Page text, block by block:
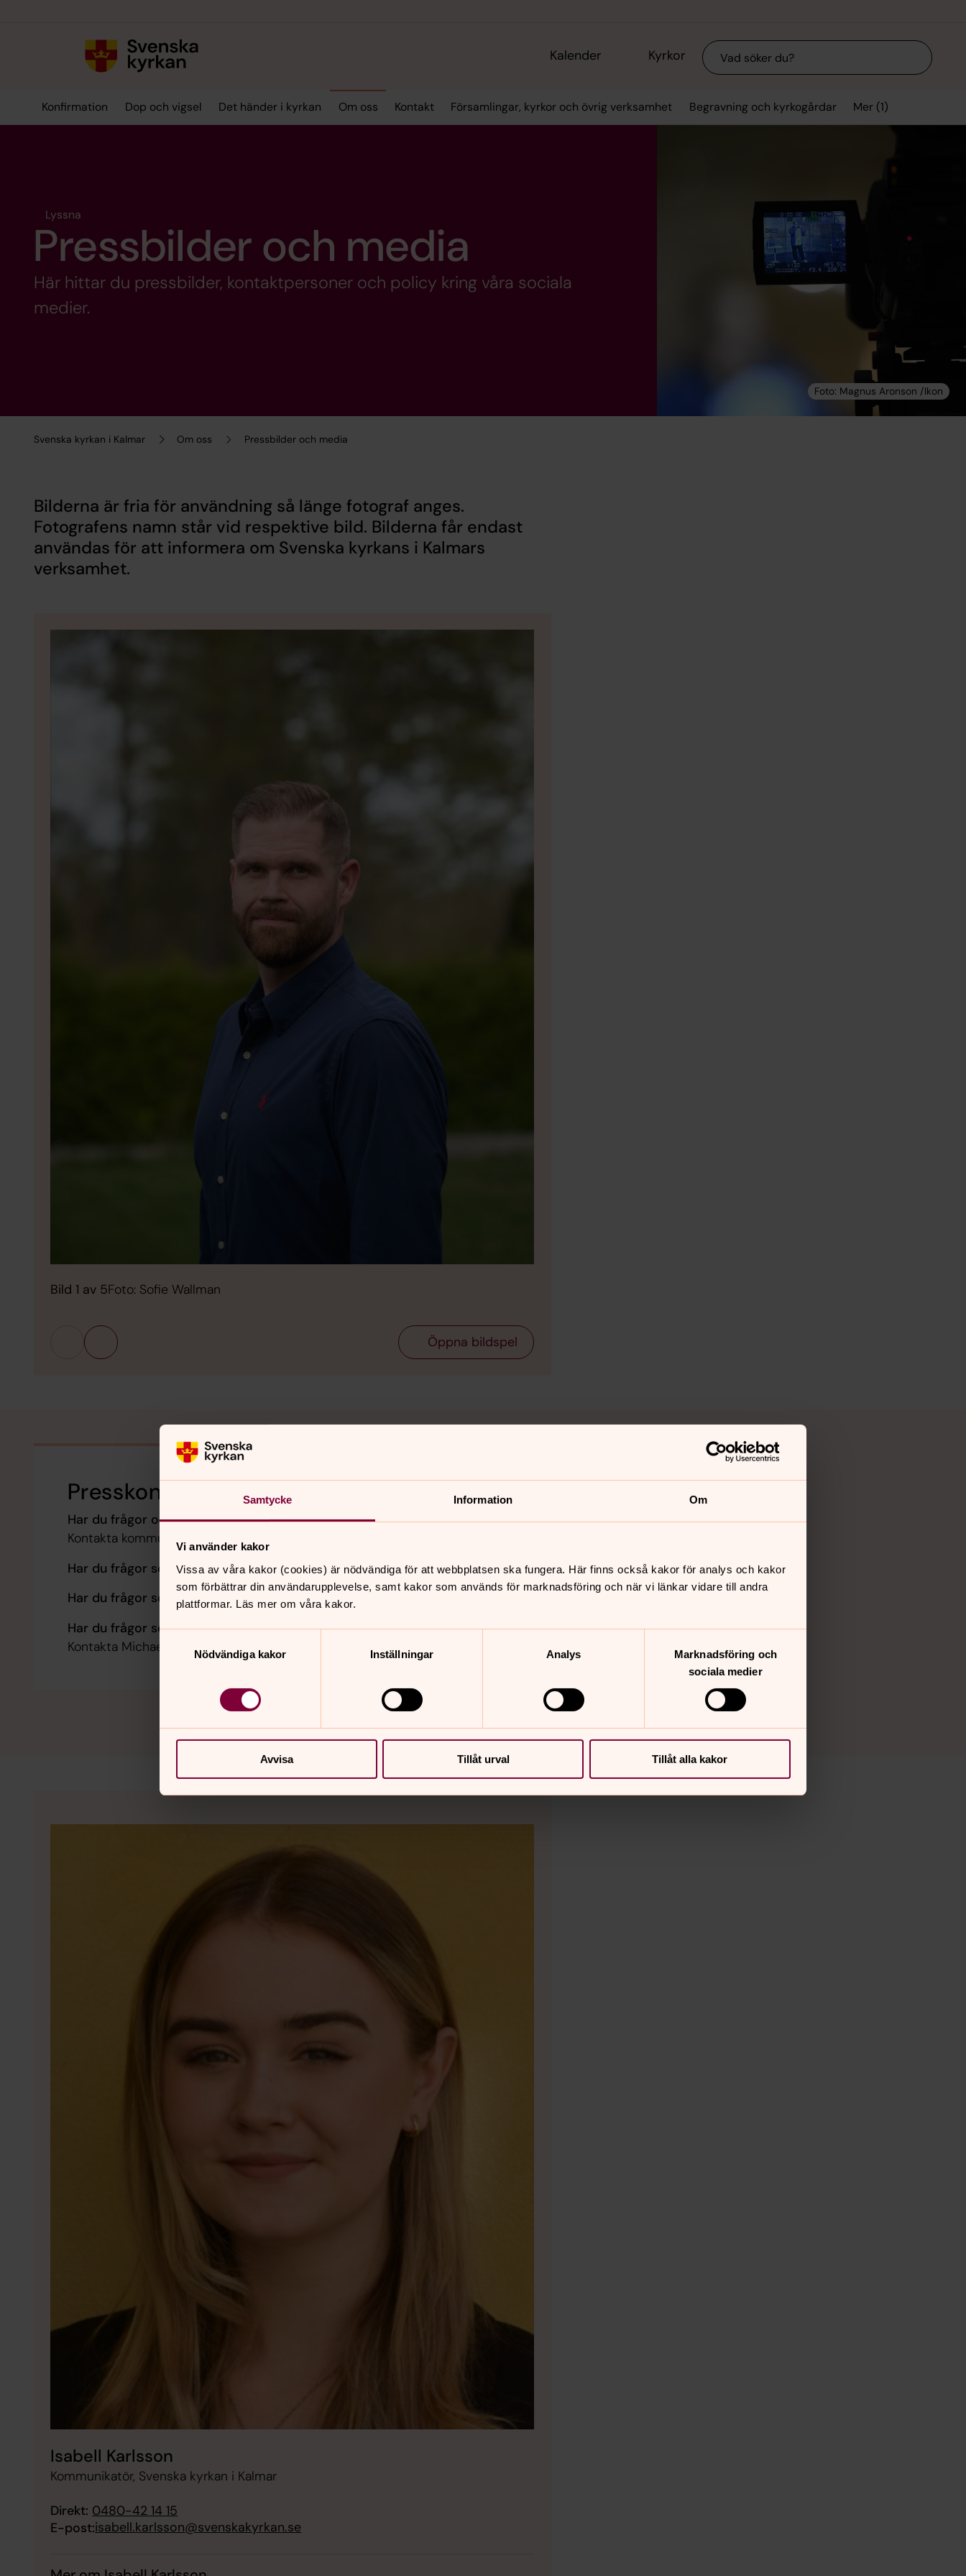
Samtycke Information Om
Vi använder kakor
Vissa av våra kakor (cookies) är nödvändiga för att webbplatsen ska fungera. Här finns också kakor för analys och kakor
som förbättrar din användarupplevelse, samt kakor som används för marknadsföring och när vi länkar vidare till andra
plattformar. Läs mer om våra kakor.
Nödvändiga kakor
Inställningar Analys
Marknadsföring och
sociala medier
Avvisa Tillåt urval Tillåt alla kakor
Kalender Kyrkor Sök
Konfirmation Dop och vigsel Det händer i kyrkan Om oss Kontakt Församlingar, kyrkor och övrig verksamhet Begravning och kyrkogårdar Mer (1)
Svenska kyrkan i Kalmar Om oss Pressbilder och media
Lyssna
Pressbilder och media
Här hittar du pressbilder, kontaktpersoner och policy kring våra sociala
medier.
Bilderna är fria för användning så länge fotograf anges.
Fotografens namn står vid respektive bild. Bilderna får endast
användas för att informera om Svenska kyrkans i Kalmars
verksamhet.
Bild 1 av 5Foto: Sofie Wallman
Öppna bildspel
Presskontakt
Har du frågor om pastoratets verksamhet och eventuell intervjuförfrågan?
Kontakta kommunikatör Isabell Karlsson, så hjälper hon dig vidare.
Har du frågor som rör beslut i kyrkorådet?Kontakta Victor Ramström.
Har du frågor som rör beslut i kyrkofullmäktige?Kontakta Lena Hallengren.
Har du frågor som rör Kalmars begravningsverksamhet och kyrkogårdar?
Kontakta Michael Jonsson.
Isabell Karlsson
Kommunikatör, Svenska kyrkan i Kalmar
Direkt: 0480-42 14 15
E-post:isabell.karlsson@svenskakyrkan.se